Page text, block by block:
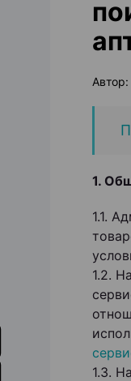
Автор:
1.
1.1.
1.2.
1.3.